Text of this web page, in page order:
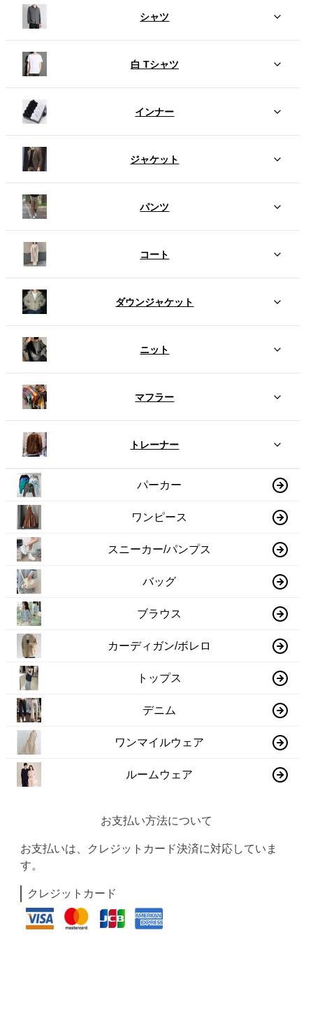
シャツ
白 Tシャツ
インナー
ジャケット
パンツ
コート
ダウンジャケット
ニット
マフラー
トレーナー
パーカー
ワンピース
スニーカー/パンプス
バッグ
ブラウス
カーディガン/ボレロ
トップス
デニム
ワンマイルウェア
ルームウェア
お支払い方法について
お支払いは、クレジットカード決済に対応していま
す。
クレジットカード